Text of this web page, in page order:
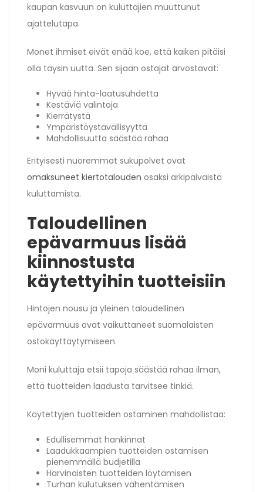
kaupan kasvuun on kuluttajien muuttunut
ajattelutapa.
Monet ihmiset eivät enää koe, että kaiken pitäisi
olla täysin uutta. Sen sijaan ostajat arvostavat:
Hyvää hinta-laatusuhdetta
Kestäviä valintoja
Kierrätystä
Ympäristöystävällisyyttä
Mahdollisuutta säästää rahaa
Erityisesti nuoremmat sukupolvet ovat
omaksuneet kiertotalouden osaksi arkipäiväistä
kuluttamista.
Taloudellinen
epävarmuus lisää
kiinnostusta
käytettyihin tuotteisiin
Hintojen nousu ja yleinen taloudellinen
epävarmuus ovat vaikuttaneet suomalaisten
ostokäyttäytymiseen.
Moni kuluttaja etsii tapoja säästää rahaa ilman,
että tuotteiden laadusta tarvitsee tinkiä.
Käytettyjen tuotteiden ostaminen mahdollistaa:
Edullisemmat hankinnat
Laadukkaampien tuotteiden ostamisen
pienemmällä budjetilla
Harvinaisten tuotteiden löytämisen
Turhan kulutuksen vähentämisen